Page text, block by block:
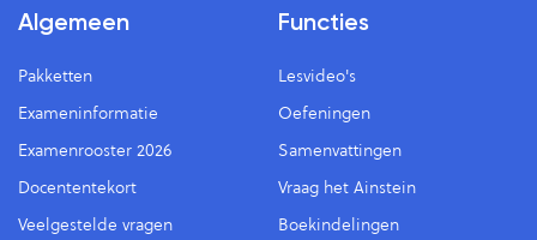
Algemeen
Pakketten
Exameninformatie
Examenrooster 2026
Docententekort
Veelgestelde vragen
Functies
Lesvideo's
Oefeningen
Samenvattingen
Vraag het Ainstein
Boekindelingen